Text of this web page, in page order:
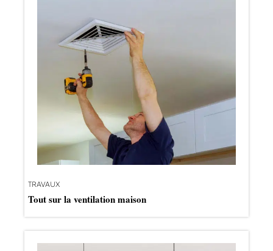
TRAVAUX
Tout sur la ventilation maison